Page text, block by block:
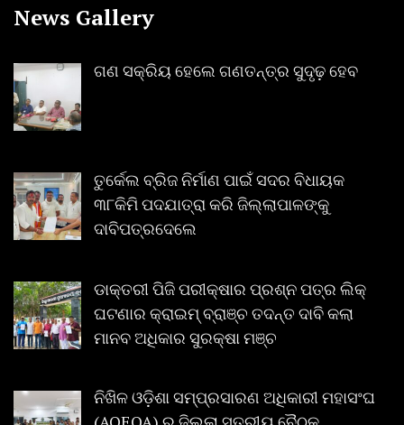
News Gallery
ଗଣ ସକ୍ରିୟ ହେଲେ ଗଣତନ୍ତ୍ର ସୁଦୃଢ଼ ହେବ
ତୁର୍କେଲ ବ୍ରିଜ ନିର୍ମାଣ ପାଇଁ ସଦର ବିଧାୟକ
୩୮କିମି ପଦଯାତ୍ରା କରି ଜିଲ୍ଲାପାଳଙ୍କୁ
ଦାବିପତ୍ରଦେଲେ
ଡାକ୍ତରୀ ପିଜି ପରୀକ୍ଷାର ପ୍ରଶ୍ନ ପତ୍ର ଲିକ୍
ଘଟଣାର କ୍ରାଇମ୍ ବ୍ରାଞ୍ଚ ତଦନ୍ତ ଦାବି କଲା
ମାନବ ଅଧିକାର ସୁରକ୍ଷା ମଞ୍ଚ
ନିଖିଳ ଓଡ଼ିଶା ସମ୍ପ୍ରସାରଣ ଅଧିକାରୀ ମହାସଂଘ